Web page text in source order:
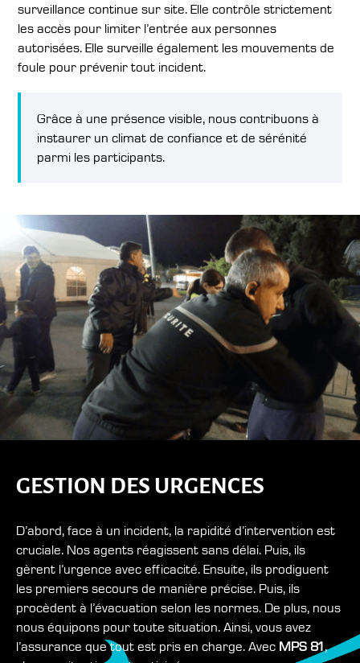
surveillance continue sur site. Elle contrôle strictement
les accès pour limiter l’entrée aux personnes
autorisées. Elle surveille également les mouvements de
foule pour prévenir tout incident.
Grâce à une présence visible, nous contribuons à
instaurer un climat de confiance et de sérénité
parmi les participants.
GESTION DES URGENCES
D’abord, face à un incident, la rapidité d’intervention est
cruciale. Nos agents réagissent sans délai. Puis, ils
gèrent l’urgence avec efficacité. Ensuite, ils prodiguent
les premiers secours de manière précise. Puis, ils
procèdent à l’évacuation selon les normes. De plus, nous
nous équipons pour toute situation. Ainsi, vous avez
l’assurance que tout est pris en charge. Avec MPS 81,